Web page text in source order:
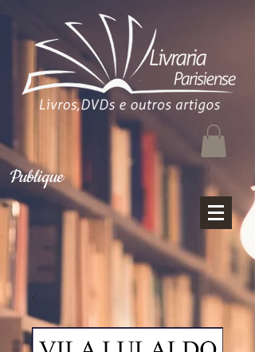
Publique